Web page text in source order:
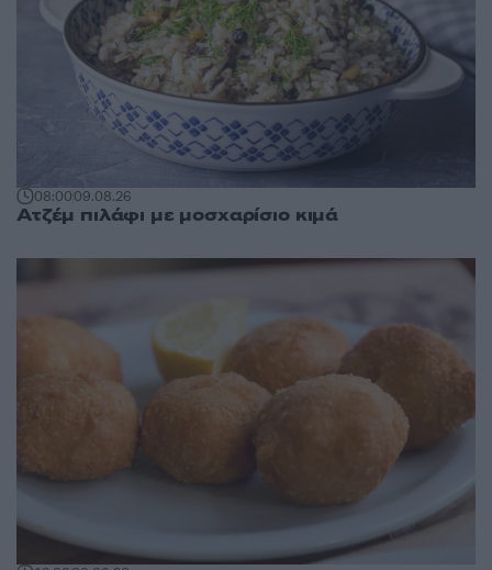
08:0009.08.26
Ατζέμ πιλάφι με μοσχαρίσιο κιμά